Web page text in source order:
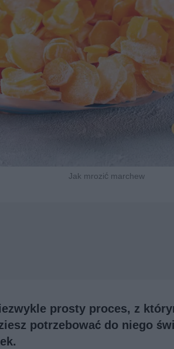
Jak mrozić marchew
prosty proces, z
potrzebować do niego